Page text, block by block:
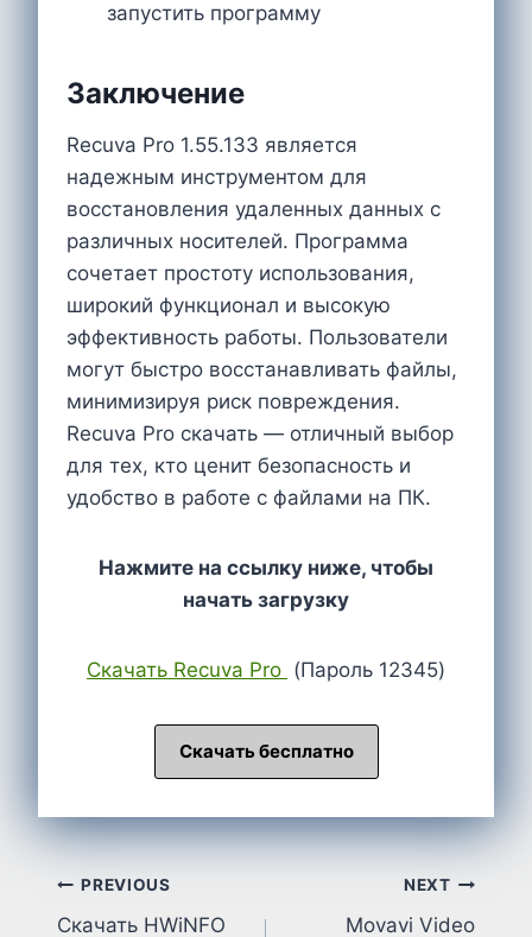
запустить программу
Заключение
Recuva Pro 1.55.133 является
надежным инструментом для
восстановления удаленных данных с
различных носителей. Программа
сочетает простоту использования,
широкий функционал и высокую
эффективность работы. Пользователи
могут быстро восстанавливать файлы,
минимизируя риск повреждения.
Recuva Pro скачать — отличный выбор
для тех, кто ценит безопасность и
удобство в работе с файлами на ПК.
Нажмите на ссылку ниже, чтобы
начать загрузку
Cкачать Recuva Pro (Пароль 12345)
Скачать бесплатно
Post
PREVIOUS
Скачать HWiNFO
NEXT
Movavi Video